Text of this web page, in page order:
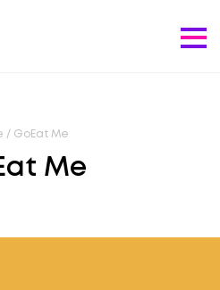
/ GoEat Me
Me